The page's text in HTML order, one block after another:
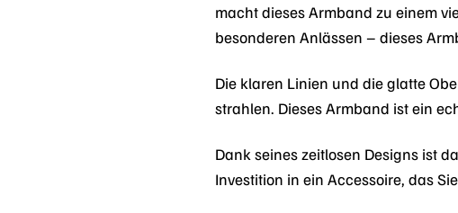
macht dieses Armband zu einem
besonderen Anlässen – dieses
Die klaren Linien und die glatte
strahlen. Dieses Armband ist ein
Dank seines zeitlosen Designs ist
Investition in ein Accessoire, das